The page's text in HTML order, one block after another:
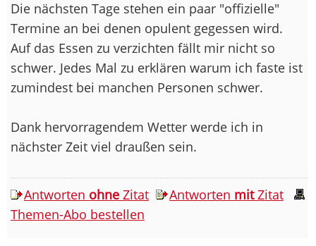
Die nächsten Tage stehen ein paar "offizielle"
Termine an bei denen opulent gegessen wird.
Auf das Essen zu verzichten fällt mir nicht so
schwer. Jedes Mal zu erklären warum ich faste ist
zumindest bei manchen Personen schwer.
Dank hervorragendem Wetter werde ich in
nächster Zeit viel draußen sein.
Antworten ohne Zitat Antworten mitZitat
Themen-Abo bestellen